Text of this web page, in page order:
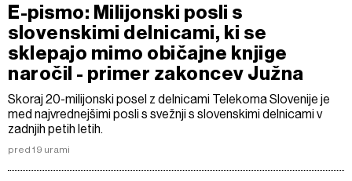
E-pismo: Milijonski posli s
slovenskimi delnicami, ki se
sklepajo mimo običajne knjige
naročil - primer zakoncev Južna
Skoraj 20-milijonski posel z delnicami Telekoma Slovenije je
med najvrednejšimi posli s svežnji s slovenskimi delnicami v
zadnjih petih letih.
pred 19 urami